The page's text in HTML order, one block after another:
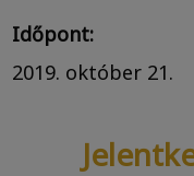
Időpont:
2019. október 21.